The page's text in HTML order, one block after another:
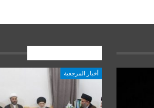
أخبار المرجعية